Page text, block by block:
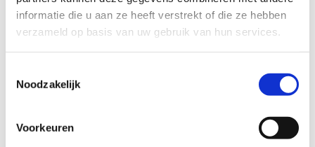
informatie die u aan ze heeft verstrekt of die ze hebben
verzameld op basis van uw gebruik van hun services.
Noodzakelijk
Voorkeuren
Lees meer over Sportkompas